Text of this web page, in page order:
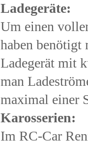
Ladegeräte:
Um einen
haben benötigt
Ladegerät mit
man
maximal einer
Karosserien:
Im RC-Car